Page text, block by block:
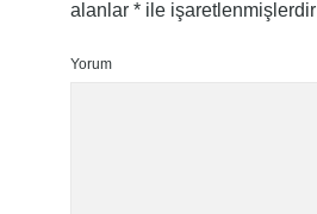
alanlar *ile işaretlenmişlerdir
Yorum